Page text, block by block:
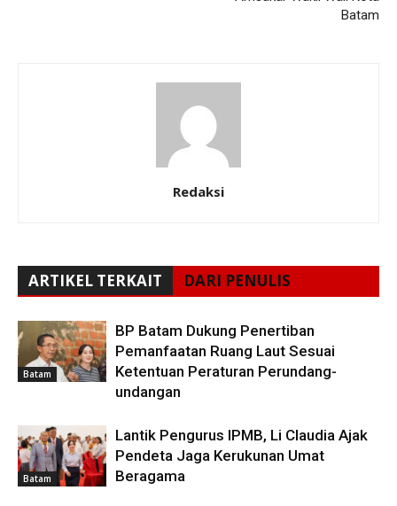
Batam
Redaksi
ARTIKEL TERKAIT DARI PENULIS
Batam
BP Batam Dukung Penertiban
Pemanfaatan Ruang Laut Sesuai
Ketentuan Peraturan Perundang-
undangan
Batam
Lantik Pengurus IPMB, Li Claudia Ajak
Pendeta Jaga Kerukunan Umat
Beragama